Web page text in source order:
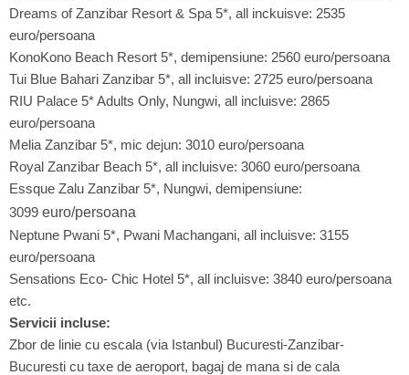
Dreams of Zanzibar Resort & Spa 5*, all inckuisve: 2535
euro/persoana
KonoKono Beach Resort 5*, demipensiune: 2560 euro/persoana
Tui Blue Bahari Zanzibar 5*, all incluisve: 2725 euro/persoana
RIU Palace 5* Adults Only, Nungwi, all incluisve: 2865
euro/persoana
Melia Zanzibar 5*, mic dejun: 3010 euro/persoana
Royal Zanzibar Beach 5*, all incluisve: 3060 euro/persoana
Essque Zalu Zanzibar 5*, Nungwi, demipensiune:
3099 euro/persoana
Neptune Pwani 5*, Pwani Machangani, all incluisve: 3155
euro/persoana
Sensations Eco- Chic Hotel 5*, all incluisve: 3840 euro/persoana
etc.
Servicii incluse:
Zbor de linie cu escala (via Istanbul) Bucuresti-Zanzibar-
Bucuresti cu taxe de aeroport, bagaj de mana si de cala